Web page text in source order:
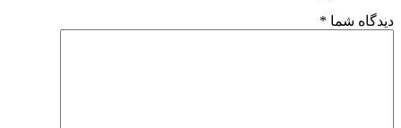
دیدگاه شما *